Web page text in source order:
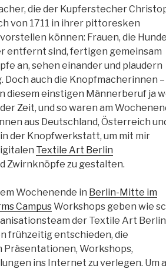
die der Kupferstecher
von 1711 in ihrer pittoresken
können: Frauen, die
entfernt sind, fertigen gemeinsam
an, sehen einander und plaudern
auch die Knopfmacherinnen –
diesem einstigen Männerberuf ja
Zeit, und so waren am
aus Deutschland, Österreich
der Knopfwerkstatt, um mit mir
Textile Art Berlin
Zwirnknöpfe zu gestalten.
Wochenende in Berlin-Mitte im
CampusWorkshops geben wie
der Textile Art Berlin
frühzeitig entschieden, die
Workshops,
ins Internet zu verlegen. Um